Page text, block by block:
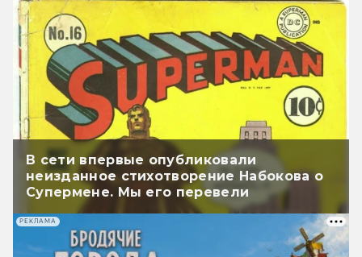
В сети впервые опубликовали
неизданное стихотворение Набокова о
Супермене. Мы его перевели
РЕКЛАМА